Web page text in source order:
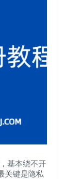
基本绕不开
关键是隐私